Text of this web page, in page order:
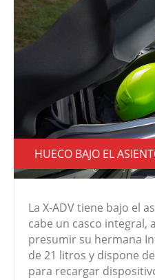
HUECO BAJO EL
La X-ADV tiene bajo el
cabe un casco integral,
presumir su hermana
de 21 litros y dispone
para recargar